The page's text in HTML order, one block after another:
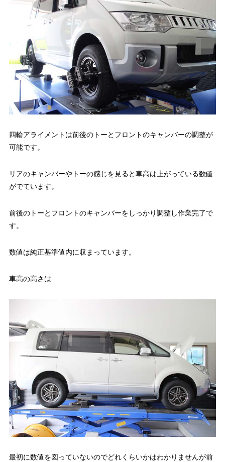
四輪アライメントは前後のトーとフロントのキャンバーの調整が
可能です。
リアのキャンバーやトーの感じを見ると車高は上がっている数値
がでています。
前後のトーとフロントのキャンバーをしっかり調整し作業完了で
す。
数値は純正基準値内に収まっています。
車高の高さは
最初に数値を図っていないのでどれくらいかはわかりませんが前